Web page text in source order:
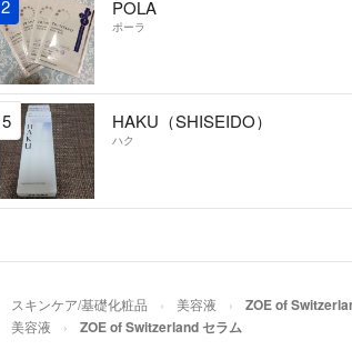
2 POLA
ポーラ
5 HAKU（SHISEIDO）
ハク
スキンケア/基礎化粧品 美容液 ZOE of
美容液 ZOE of Switzerland セラム